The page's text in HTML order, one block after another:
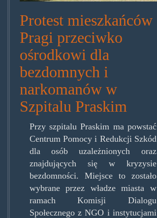
Protest mieszkańców
Pragi przeciwko
ośrodkowi dla
bezdomnych i
narkomanów w
Szpitalu Praskim
Przy szpitalu Praskim ma powstać
Centrum Pomocy i Redukcji Szkód
dla osób uzależnionych oraz
znajdujących się w kryzysie
bezdomności. Miejsce to zostało
wybrane przez władze miasta w
ramach Komisji Dialogu
Społecznego z NGO i instytucjami